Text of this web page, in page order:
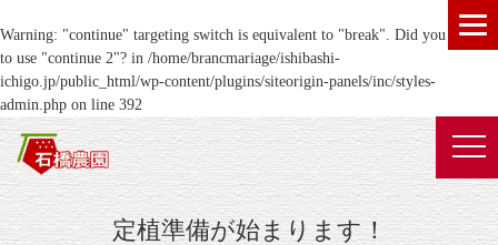
Warning: "continue" targeting switch is equivalent to "break". Did you mean
to use "continue 2"? in /home/brancmariage/ishibashi-
ichigo.jp/public_html/wp-content/plugins/siteorigin-panels/inc/styles-
admin.php on line 392
定植準備が始まります！